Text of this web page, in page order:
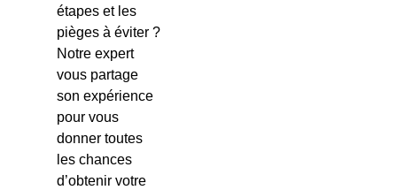
étapes et les
pièges à éviter ?
Notre expert
vous partage
son expérience
pour vous
donner toutes
les chances
d’obtenir votre